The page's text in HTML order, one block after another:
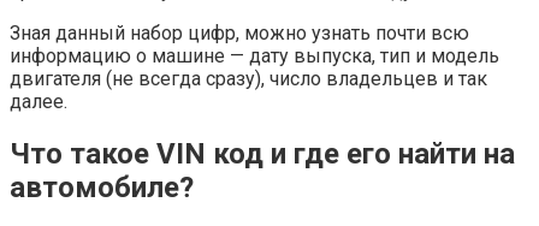
Зная данный набор цифр, можно узнать почти всю
информацию о машине — дату выпуска, тип и модель
двигателя (не всегда сразу), число владельцев и так
далее.
Что такое VIN код и где его найти на
автомобиле?